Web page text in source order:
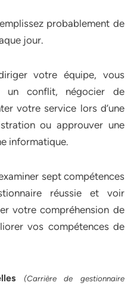
probablement de
jour.
votre équipe, vous
un conflit, négocier de
votre service lors d’une
ou approuver une
informatique.
sept compétences
réussie et voir
votre compréhension de
vos compétences de
(Carrière de gestionnaire